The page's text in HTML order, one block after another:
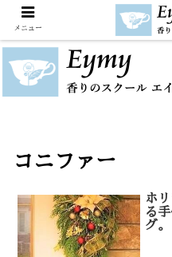
コニファー
ホ
る
グ。
メニュー